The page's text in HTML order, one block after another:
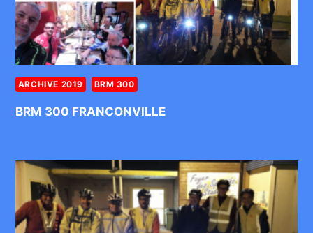
ARCHIVE 2019 BRM 300
BRM 300 FRANCONVILLE